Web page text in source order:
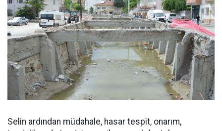
Selin ardından müdahale, hasar tespit, onarım,